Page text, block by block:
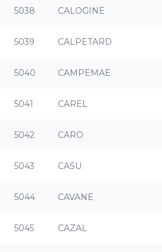
5038 CALOGINE
5039 CALPETARD
5040 CAMPEMAE
5041 CAREL
5042 CARO
5043 CASU
5044 CAVANE
5045 CAZAL